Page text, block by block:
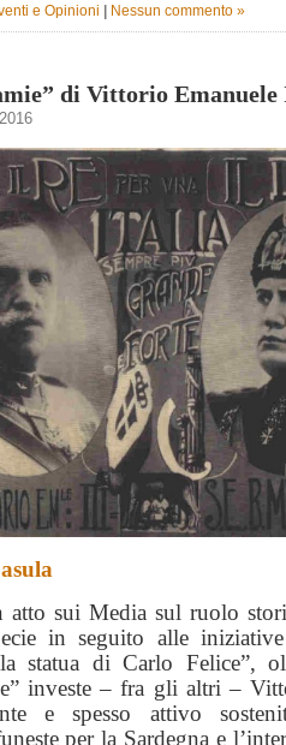
e Opinioni Nessun commento »
di Vittorio
sui Media sul ruolo
in seguito alle
statua di Carlo Felice”,
investe – fra gli altri –
e spesso attivo
per la Sardegna e